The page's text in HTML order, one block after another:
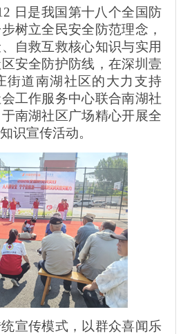
日是我国第十八个全国防
树立全民安全防范理念，
自救互救核心知识与实用
安全防护防线，在深圳壹
街道南湖社区的大力支持
工作服务中心联合南湖社
南湖社区广场精心开展全
识宣传活动。
宣传模式，以群众喜闻乐